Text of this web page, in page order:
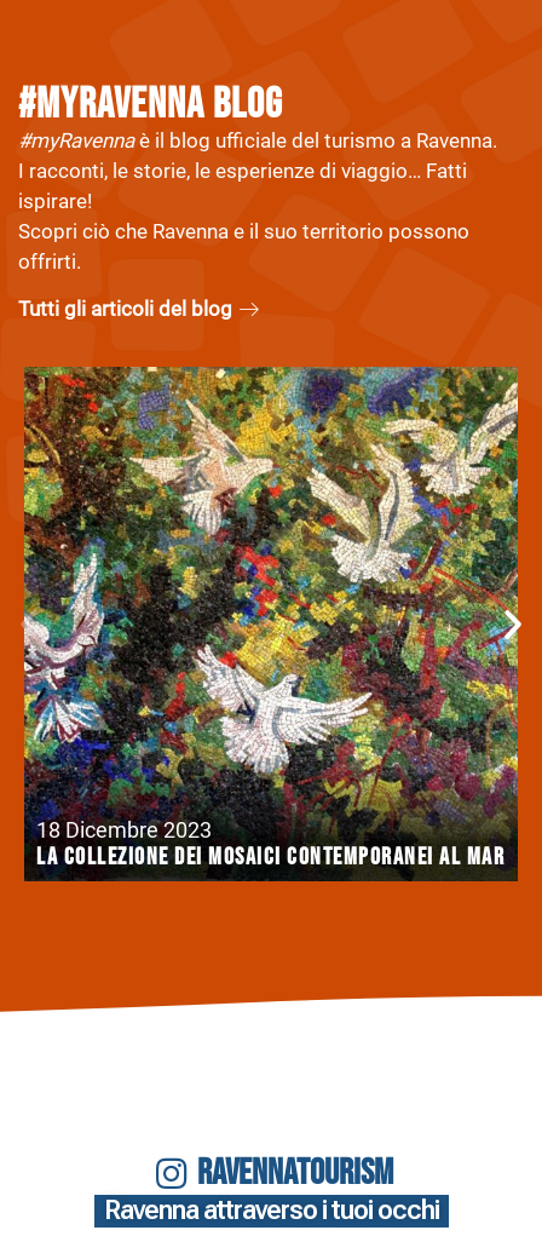
#myravenna Blog
#myRavennaè il blog ufficiale del turismo a Ravenna.
I racconti, le storie, le esperienze di viaggio… Fatti
ispirare!
Scopri ciò che Ravenna e il suo territorio possono
offrirti.
Tutti gli articoli del blog
18 Dicembre 2023
La collezione dei mosaici contemporanei al Mar
RAVENNATOURISM
Ravenna attraverso i tuoi occhi